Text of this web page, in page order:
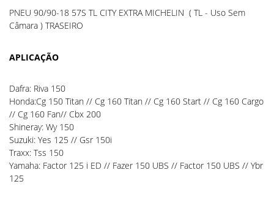
PNEU 90/90-18 57S TL CITY EXTRA MICHELIN ( TL - Uso Sem
Câmara ) TRASEIRO
APLICAÇÃO
Dafra: Riva 150
Honda:Cg 150 Titan // Cg 160 Titan // Cg 160 Start // Cg 160 Cargo
// Cg 160 Fan// Cbx 200
Shineray: Wy 150
Suzuki: Yes 125 // Gsr 150i
Traxx: Tss 150
Yamaha: Factor 125 i ED // Fazer 150 UBS // Factor 150 UBS // Ybr
125